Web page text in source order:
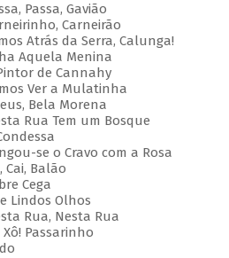
Passa, Gavião
Carneirão
Atrás da Serra, Calunga!
Aquela Menina
de Cannahy
Ver a Mulatinha
Bela Morena
Rua Tem um Bosque
se o Cravo com a Rosa
Cai, Balão
Cega
Lindos Olhos
Rua, Nesta Rua
Passarinho